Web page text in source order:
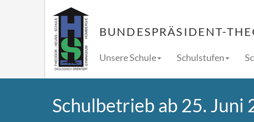
BUNDESPRÄSIDENT-
Unsere Schule Schulstufen
Schulbetrieb ab 25. Juni